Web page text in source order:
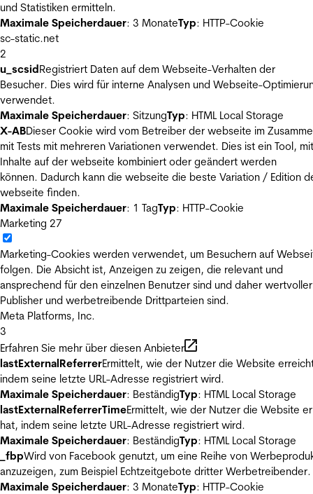
und Statistiken ermitteln.
Maximale Speicherdauer: 3 MonateTyp: HTTP-Cookie
sc-static.net
2
u_scsidRegistriert Daten auf dem Webseite-Verhalten der
Besucher. Dies wird für interne Analysen und Webseite-
verwendet.
Maximale Speicherdauer: SitzungTyp: HTML Local Storage
X-ABDieser Cookie wird vom Betreiber der webseite im
mit Tests mit mehreren Variationen verwendet. Dies ist ein Tool,
Inhalte auf der webseite kombiniert oder geändert werden
können. Dadurch kann die webseite die beste Variation / Edition
webseite finden.
Maximale Speicherdauer: 1 TagTyp: HTTP-Cookie
Marketing 27
Marketing-Cookies werden verwendet, um Besuchern auf
folgen. Die Absicht ist, Anzeigen zu zeigen, die relevant und
ansprechend für den einzelnen Benutzer sind und daher
Publisher und werbetreibende Drittparteien sind.
Meta Platforms, Inc.
3
Erfahren Sie mehr über diesen Anbieter
lastExternalReferrerErmittelt, wie der Nutzer die Website
indem seine letzte URL-Adresse registriert wird.
Maximale Speicherdauer: BeständigTyp: HTML Local Storage
lastExternalReferrerTimeErmittelt, wie der Nutzer die Website
hat, indem seine letzte URL-Adresse registriert wird.
Maximale Speicherdauer: BeständigTyp: HTML Local Storage
_fbpWird von Facebook genutzt, um eine Reihe von
anzuzeigen, zum Beispiel Echtzeitgebote dritter Werbetreibender.
Maximale Speicherdauer: 3 MonateTyp: HTTP-Cookie